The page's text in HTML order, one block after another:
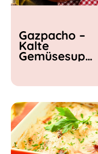
< 15 min
15 - 30 min
30 - 60 min
Gazpacho –
Kalte
Gemüsesupp